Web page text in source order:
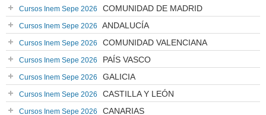
Cursos Inem Sepe 2026 COMUNIDAD DE MADRID
Cursos Inem Sepe 2026 ANDALUCÍA
Cursos Inem Sepe 2026 COMUNIDAD VALENCIANA
Cursos Inem Sepe 2026 PAÍS VASCO
Cursos Inem Sepe 2026 GALICIA
Cursos Inem Sepe 2026 CASTILLA Y LEÓN
Cursos Inem Sepe 2026 CANARIAS